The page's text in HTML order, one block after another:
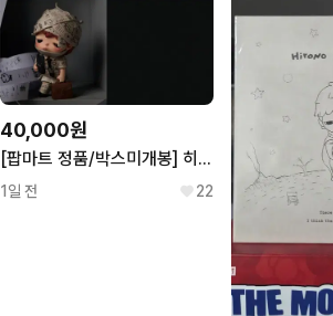
40,000원
[팝마트 정품/박스미개봉] 히로노 온실 속 억새 시리즈 3종일괄
1일 전 22